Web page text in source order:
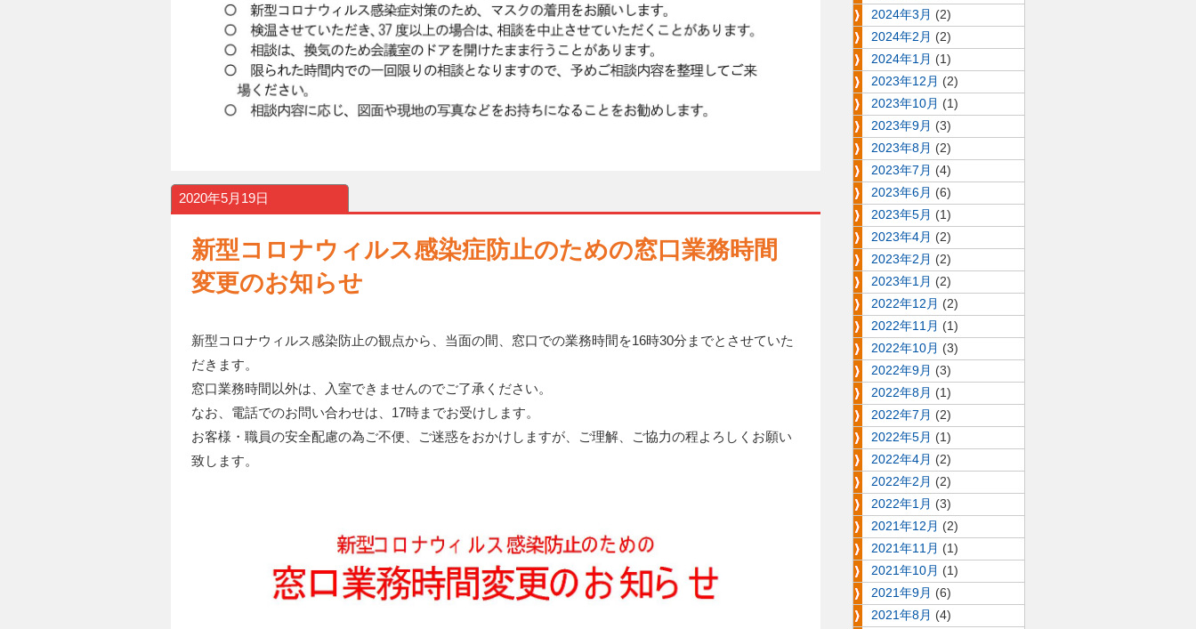
2020年5月19日
新型コロナウィルス感染症防止のための窓口業務時間
変更のお知らせ
新型コロナウィルス感染防止の観点から、当面の間、窓口での業務時間を16時30分までとさせていた
だきます。
窓口業務時間以外は、入室できませんのでご了承ください。
なお、電話でのお問い合わせは、17時までお受けします。
お客様・職員の安全配慮の為ご不便、ご迷惑をおかけしますが、ご理解、ご協力の程よろしくお願い
致します。
2024年3月 (2)
2024年2月 (2)
2024年1月 (1)
2023年12月 (2)
2023年10月 (1)
2023年9月 (3)
2023年8月 (2)
2023年7月 (4)
2023年6月 (6)
2023年5月 (1)
2023年4月 (2)
2023年2月 (2)
2023年1月 (2)
2022年12月 (2)
2022年11月 (1)
2022年10月 (3)
2022年9月 (3)
2022年8月 (1)
2022年7月 (2)
2022年5月 (1)
2022年4月 (2)
2022年2月 (2)
2022年1月 (3)
2021年12月 (2)
2021年11月 (1)
2021年10月 (1)
2021年9月 (6)
2021年8月 (4)